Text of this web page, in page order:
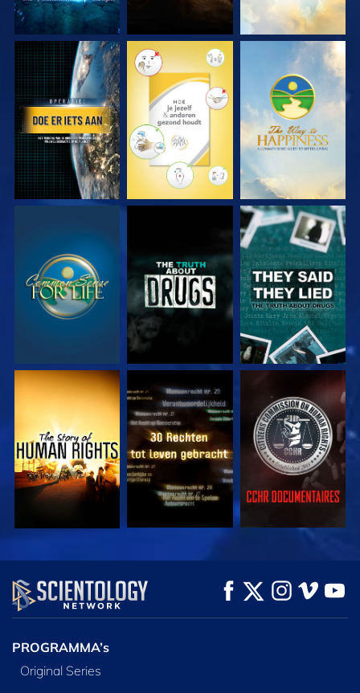
KIJK KIJK KIJK
KIJK KIJK KIJK
KIJK KIJK KIJK
KIJK VERKEN DE SERIE
PROGRAMMA’s
Original Series